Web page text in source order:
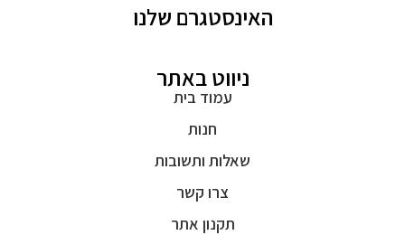
האינסטגרם שלנו
ניווט באתר
עמוד בית
חנות
שאלות ותשובות
צרו קשר
תקנון אתר